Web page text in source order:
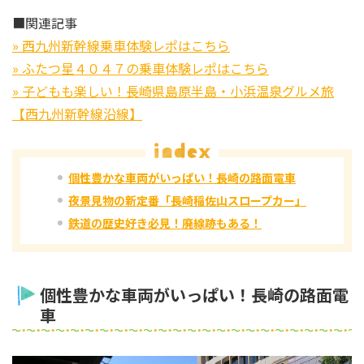
■関連記事
» 西九州新幹線乗車体験レポはこちら
» ふたつ星４０４７の乗車体験レポはこちら
» 子どもも楽しい！長崎県島原半島・小浜温泉グルメ旅
【西九州新幹線沿線】
個性豊かな車両がいっぱい！長崎の路面電車
夜景見物の新定番「長崎稲佐山スロープカー」
鉄道の歴史好き必見！廃線跡もある！
個性豊かな車両がいっぱい！長崎の路面電
車